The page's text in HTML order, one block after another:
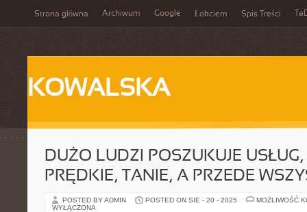
Strona główna Archiwum Google Łokciem Spis Treści
KOWALSKA
DUŻO LUDZI POSZUKUJE USŁUG,
PRĘDKIE, TANIE, A PRZEDE
POSTED BY ADMIN POSTED ON SIE - 20 - 2025
MOŻLIWOŚĆ
WYŁĄCZONA